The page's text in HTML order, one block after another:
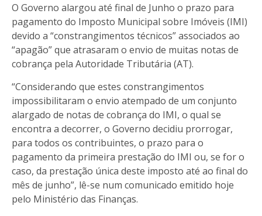
O Governo alargou até final de Junho o prazo para
pagamento do Imposto Municipal sobre Imóveis (IMI)
devido a “constrangimentos técnicos” associados ao
“apagão” que atrasaram o envio de muitas notas de
cobrança pela Autoridade Tributária (AT).
“Considerando que estes constrangimentos
impossibilitaram o envio atempado de um conjunto
alargado de notas de cobrança do IMI, o qual se
encontra a decorrer, o Governo decidiu prorrogar,
para todos os contribuintes, o prazo para o
pagamento da primeira prestação do IMI ou, se for o
caso, da prestação única deste imposto até ao final do
mês de junho”, lê-se num comunicado emitido hoje
pelo Ministério das Finanças.